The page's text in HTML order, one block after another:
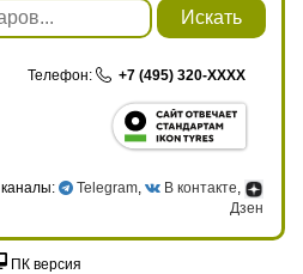
Искать
Телефон: +7 (495) 320-XXXX
каналы: Telegram , В контакте
Дзен
ПК версия